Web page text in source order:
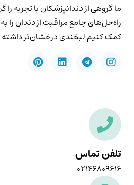
ما گروهی از دندانپزشکان با تجربه را
راه‌حل‌های جامع مراقبت از دندان را
کمک کنیم لبخندی درخشان‌تر
تلفن تماس
۰۲۱۴۶۸۰۹۶۱۶